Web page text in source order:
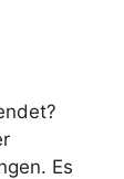
Es